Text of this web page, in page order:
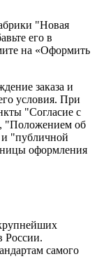
"Новая
его в
на «Оформить
заказа и
условия. При
"Согласие с
"Положением об
"публичной
оформления
России.
самого